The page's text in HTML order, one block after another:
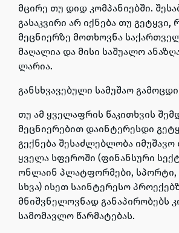
მცირე თუ დიდ კომპანიებში.
გასაკვირი არ იქნება თუ გეტყვი,
მეცნიერზე მოთხოვნა
მაღალია და მისი საშუალო
ლარია.
განსხვავებული სამუშაო
თუ ამ ყველაფრის წაკითხვის
მეცნიერებით დაინტერესდი
გექნება შესაძლებლობა
ყველა სფეროში (ფინანსური
ონლაინ პლატფორმები, სპორტი,
სხვა) ისეთ საინტერესო
მნიშვნელოვნად განაპირობებს
სამომავლო წარმატებას.